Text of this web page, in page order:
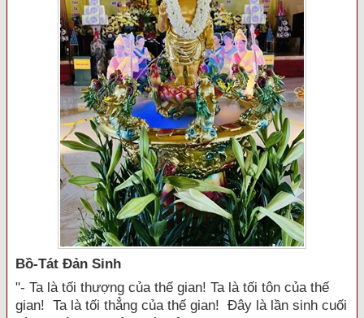
Bồ-Tát Đản Sinh
"- Ta là tối thượng của thế gian! Ta là tối tôn của thế
gian! Ta là tối thẳng của thế gian! Đây là lần sinh cuối